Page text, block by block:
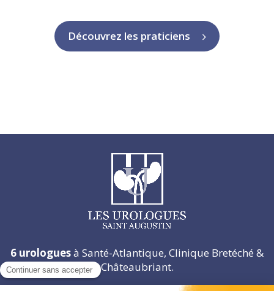
Découvrez les praticiens
6 urologuesà Santé-Atlantique, Clinique Bretéché &
Châteaubriant.